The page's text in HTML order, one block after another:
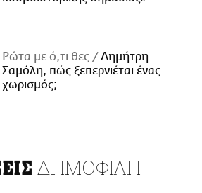
Ρώτα με ό,τι θες
Δημήτρη
Σαμόλη, πώς ξεπερνιέται ένας
χωρισμός;
ΔΗΜΟΦΙΛΗ